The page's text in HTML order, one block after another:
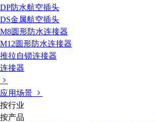
DP防水航空插头
DS金属航空插头
M8圆形防水连接器
M12圆形防水连接器
推拉自锁连接器
连接器
应用场景
按行业
按产品